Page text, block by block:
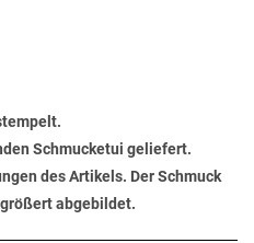
Schmucketui geliefert.
des Artikels. Der Schmuck
abgebildet.